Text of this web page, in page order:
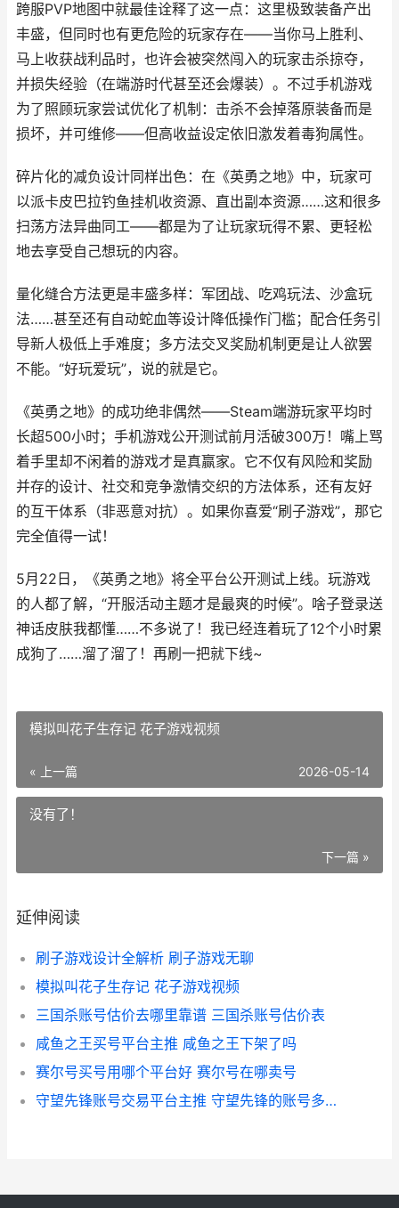
跨服PVP地图中就最佳诠释了这一点：这里极致装备产出
丰盛，但同时也有更危险的玩家存在——当你马上胜利、
马上收获战利品时，也许会被突然闯入的玩家击杀掠夺，
并损失经验（在端游时代甚至还会爆装）。不过手机游戏
为了照顾玩家尝试优化了机制：击杀不会掉落原装备而是
损坏，并可维修——但高收益设定依旧激发着毒狗属性。
碎片化的减负设计同样出色：在《英勇之地》中，玩家可
以派卡皮巴拉钓鱼挂机收资源、直出副本资源……这和很多
扫荡方法异曲同工——都是为了让玩家玩得不累、更轻松
地去享受自己想玩的内容。
量化缝合方法更是丰盛多样：军团战、吃鸡玩法、沙盒玩
法……甚至还有自动蛇血等设计降低操作门槛；配合任务引
导新人极低上手难度；多方法交叉奖励机制更是让人欲罢
不能。“好玩爱玩”，说的就是它。
《英勇之地》的成功绝非偶然——Steam端游玩家平均时
长超500小时；手机游戏公开测试前月活破300万！嘴上骂
着手里却不闲着的游戏才是真赢家。它不仅有风险和奖励
并存的设计、社交和竞争激情交织的方法体系，还有友好
的互干体系（非恶意对抗）。如果你喜爱“刷子游戏”，那它
完全值得一试！
5月22日，《英勇之地》将全平台公开测试上线。玩游戏
的人都了解，“开服活动主题才是最爽的时候”。啥子登录送
神话皮肤我都懂……不多说了！我已经连着玩了12个小时累
成狗了……溜了溜了！再刷一把就下线~
模拟叫花子生存记 花子游戏视频
« 上一篇 2026-05-14
没有了！
下一篇 »
延伸阅读
刷子游戏设计全解析 刷子游戏无聊
模拟叫花子生存记 花子游戏视频
三国杀账号估价去哪里靠谱 三国杀账号估价表
咸鱼之王买号平台主推 咸鱼之王下架了吗
赛尔号买号用哪个平台好 赛尔号在哪卖号
守望先锋账号交易平台主推 守望先锋的账号多少钱